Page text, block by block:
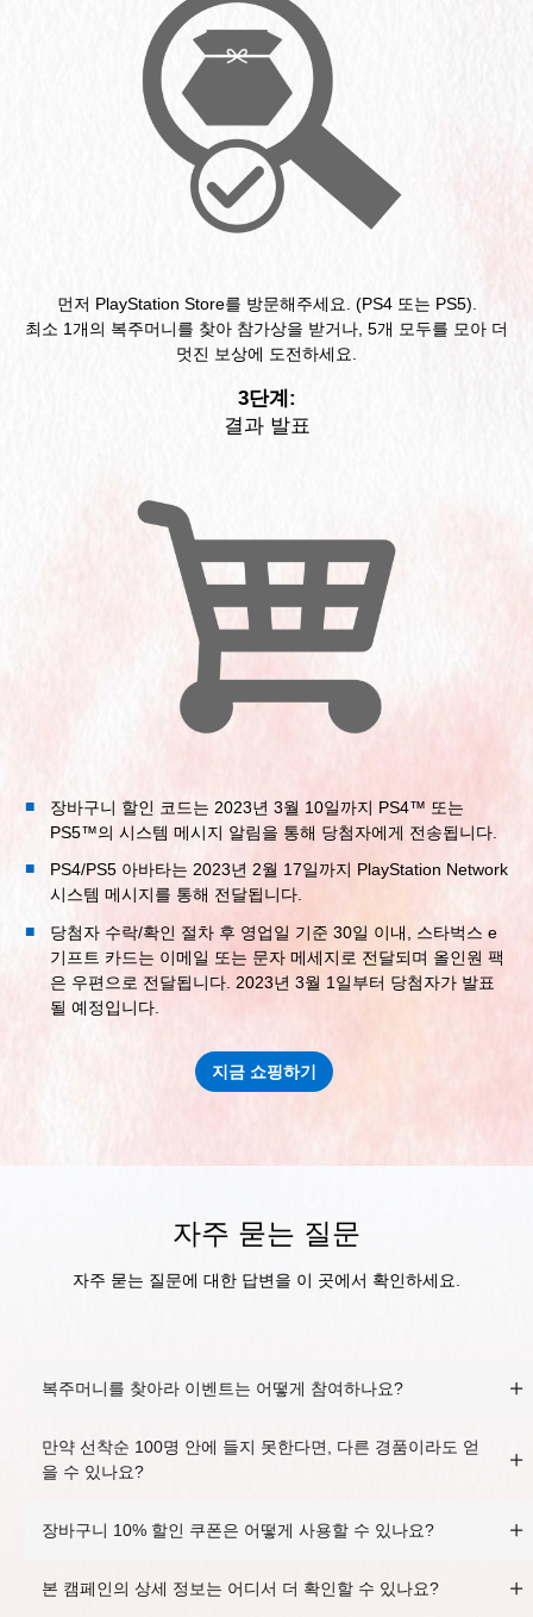
먼저 PlayStation Store를 방문해주세요. (PS4 또는 PS5).
최소 1개의 복주머니를 찾아 참가상을 받거나, 5개 모두를 모아 더
멋진 보상에 도전하세요.
3단계:
결과 발표
장바구니 할인 코드는 2023년 3월 10일까지 PS4™ 또는
PS5™의 시스템 메시지 알림을 통해 당첨자에게 전송됩니다.
PS4/PS5 아바타는 2023년 2월 17일까지 PlayStation Network
시스템 메시지를 통해 전달됩니다.
당첨자 수락/확인 절차 후 영업일 기준 30일 이내, 스타벅스 e
기프트 카드는 이메일 또는 문자 메세지로 전달되며 올인원 팩
은 우편으로 전달됩니다. 2023년 3월 1일부터 당첨자가 발표
될 예정입니다.
지금 쇼핑하기
자주 묻는 질문
자주 묻는 질문에 대한 답변을 이 곳에서 확인하세요.
복주머니를 찾아라 이벤트는 어떻게 참여하나요?
만약 선착순 100명 안에 들지 못한다면, 다른 경품이라도 얻
을 수 있나요?
장바구니 10% 할인 쿠폰은 어떻게 사용할 수 있나요?
본 캠페인의 상세 정보는 어디서 더 확인할 수 있나요?